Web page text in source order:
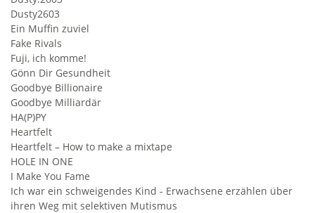
Dusty2603
Ein Muffin zuviel
Fake Rivals
Fuji, ich komme!
Gönn Dir Gesundheit
Goodbye Billionaire
Goodbye Milliardär
HA(P)PY
Heartfelt
Heartfelt – How to make a mixtape
HOLE IN ONE
I Make You Fame
Ich war ein schweigendes Kind - Erwachsene erzählen über
ihren Weg mit selektiven Mutismus